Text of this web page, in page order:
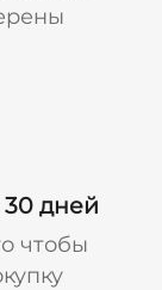
30 дней
чтобы